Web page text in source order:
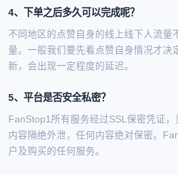
4、下单之后多久可以完成呢？
不同地区的点赞自身的线上线下人流量
量。一般我们要先看点赞自身情况才决
新，会出现一定程度的延迟。
5、平台是否安全私密？
FanStop1所有服务经过SSL保密凭证
内容隔绝外泄，任何内容绝对保密。
户及购买的任何服务。